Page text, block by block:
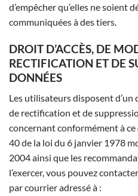
d’empêcher qu’elles ne soient
communiquées à des tiers.
DROIT D’ACCÈS, DE
RECTIFICATION ET DE
DONNÉES
Les utilisateurs disposent d’un
de rectification et de
concernant conformément à
40 de la loi du 6 janvier 1978
2004 ainsi que les
l’exercer, vous pouvez
par courrier adressé à :